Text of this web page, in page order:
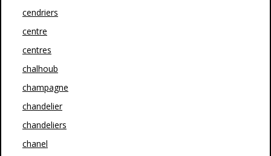
cendriers
centre
centres
chalhoub
champagne
chandelier
chandeliers
chanel